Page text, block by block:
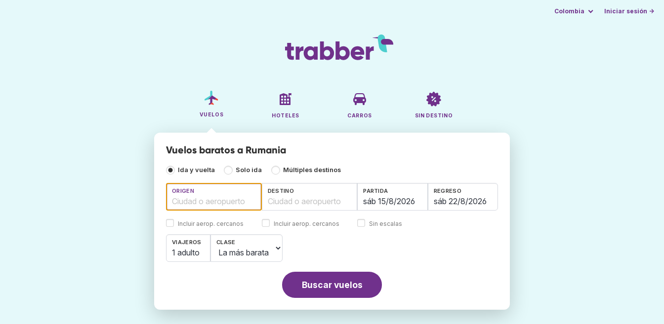
Colombia Iniciar sesión →
VUELOS HOTELES CARROS SIN DESTINO
Vuelos baratos a Rumania
Ida y vuelta Solo ida Múltiples destinos
ORIGEN
Incluir aerop. cercanos
DESTINO
Incluir aerop. cercanos
PARTIDA REGRESO
Sin escalas
VIAJEROS
1 adulto
CLASE
Buscar vuelos